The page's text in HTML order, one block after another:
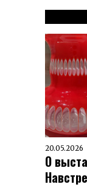
20.05.2026
О